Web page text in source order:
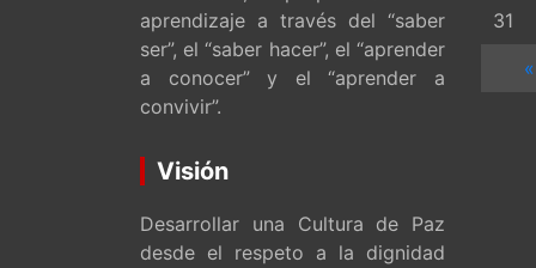
aprendizaje a través del “saber
ser”, el “saber hacer”, el “aprender
a conocer” y el “aprender a
convivir”.
Visión
Desarrollar una Cultura de Paz
desde el respeto a la dignidad
31